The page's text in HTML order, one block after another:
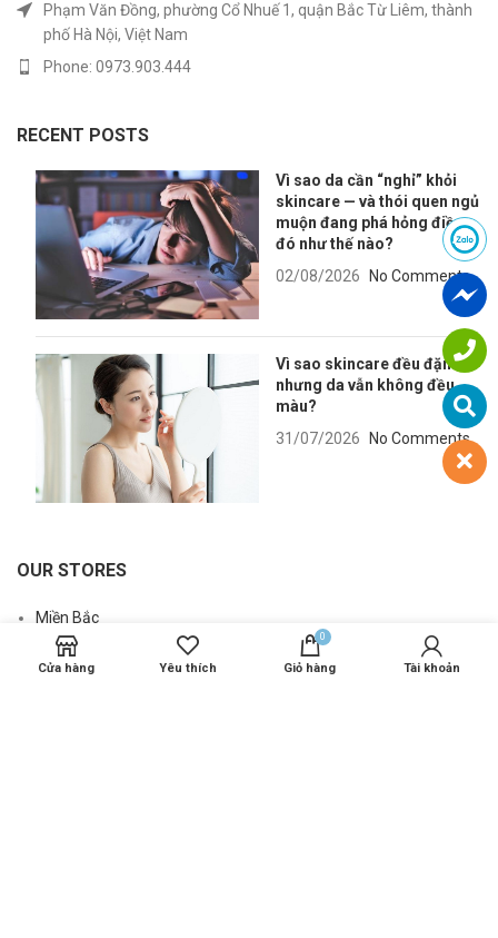
Phạm Văn Đồng, phường Cổ Nhuế 1, quận Bắc Từ Liêm, thành
phố Hà Nội, Việt Nam
Phone: 0973.903.444
RECENT POSTS
Vì sao da cần “nghỉ” khỏi
skincare — và thói quen ngủ
muộn đang phá hỏng điều
đó như thế nào?
02/08/2026
No Comments
Vì sao skincare đều đặn
nhưng da vẫn không đều
màu?
31/07/2026
No Comments
OUR STORES
Miền Bắc
Miền Trung
Cửa hàng Yêu thích
0
Giỏ hàng Tài khoản